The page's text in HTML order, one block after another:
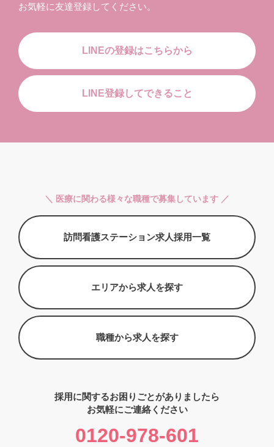
お気軽に友達登録してください。
LINEの登録はこちらから
LINE登録してできること
＼ 医療に関わる様々な職種で募集しています ／
訪問看護ステーション求人採用一覧
エリアから求人を探す
職種から求人を探す
採用に関するお困りごとがありましたら
お気軽にご連絡ください
0120-978-601